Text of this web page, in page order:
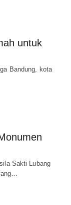
untuk
Bandung, kota
Sakti Lubang